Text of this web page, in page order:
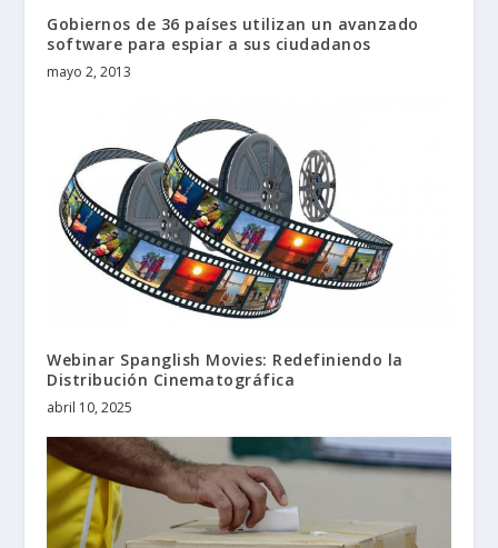
Gobiernos de 36 países utilizan un avanzado
software para espiar a sus ciudadanos
mayo 2, 2013
Webinar Spanglish Movies: Redefiniendo la
Distribución Cinematográfica
abril 10, 2025